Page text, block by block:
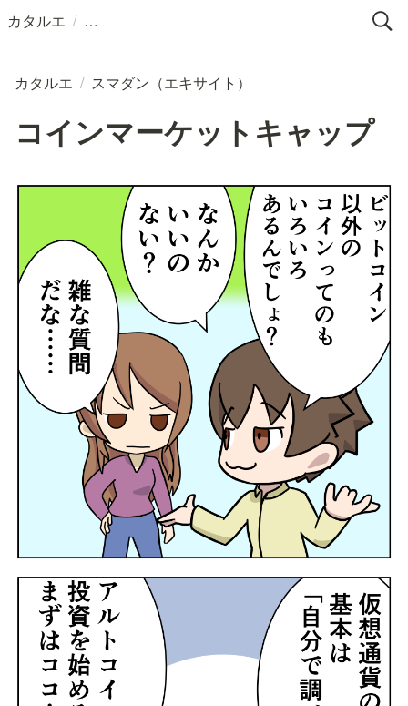
カタルエ /
カタルエ / スマダン（エキサイト）
コインマーケットキャップ